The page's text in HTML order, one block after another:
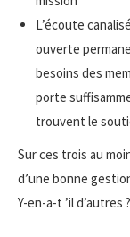
L’écoute
ouverte
besoins des
porte
trouvent le
Sur ces trois au
d’une bonne
Y-en-a-t ’il